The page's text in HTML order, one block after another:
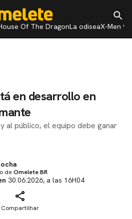
Of The DragonLa odiseaX-Men 97
en desarrollo en
al público, el equipo debe ganar
deOmelete BR
30.06.2026, a las 16H04
Compartilhar